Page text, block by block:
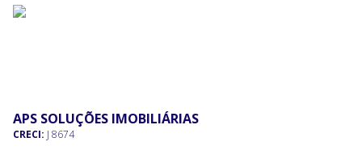
APS SOLUÇÕES IMOBILIÁRIAS
CRECI: J 8674